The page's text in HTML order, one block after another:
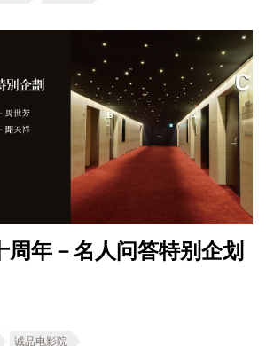
周年－名人问答特别企划
诚品电影院